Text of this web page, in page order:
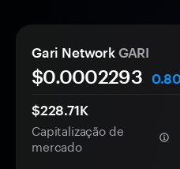
Gari Network GARI
$0.0002293
$228.71K
Capitalização de
mercado